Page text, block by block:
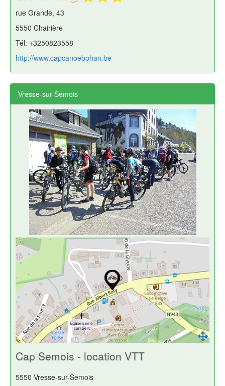
rue Grande, 43
5550 Chairière
Tél: +3250823558
http://www.capcanoebohan.be
Vresse-sur-Semois
Cap Semois - location VTT
5550 Vresse-sur-Semois